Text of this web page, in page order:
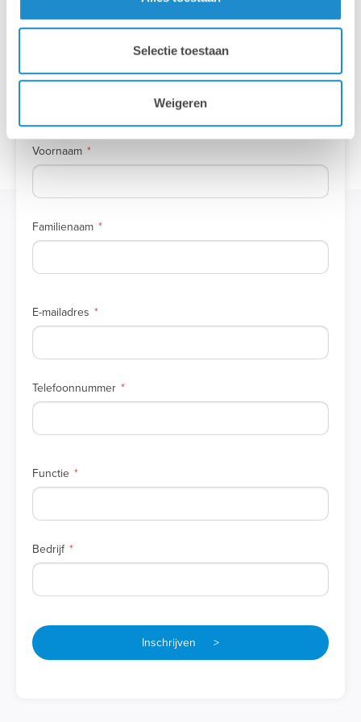
Selectie toestaan
Weigeren
Voornaam
Familienaam
E-mailadres
Telefoonnummer
Functie
Bedrijf
Inschrijven >